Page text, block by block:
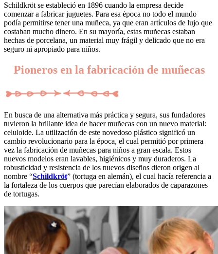
Schildkröt se estableció en 1896 cuando la empresa decide
comenzar a fabricar juguetes. Para esa época no todo el mundo
podía permitirse tener una muñeca, ya que eran artículos de lujo que
costaban mucho dinero. En su mayoría, estas muñecas estaban
hechas de porcelana, un material muy frágil y delicado que no era
seguro ni apropiado para niños.
Pioneros en la fabricación de muñecas
En busca de una alternativa más práctica y segura, sus fundadores
tuvieron la brillante idea de hacer muñecas con un nuevo material:
celuloide. La utilización de este novedoso plástico significó un
cambio revolucionario para la época, el cual permitió por primera
vez la fabricación de muñecas para niños a gran escala. Estos
nuevos modelos eran lavables, higiénicos y muy duraderos. La
robusticidad y resistencia de los nuevos diseños dieron origen al
nombre “Schildkröt” (tortuga en alemán), el cual hacía referencia a
la fortaleza de los cuerpos que parecían elaborados de caparazones
de tortugas.